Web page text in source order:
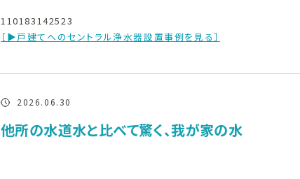
110183142523
［▶戸建てへのセントラル浄水器設置事例を見る］
2026.06.30
他所の水道水と比べて驚く、我が家の水